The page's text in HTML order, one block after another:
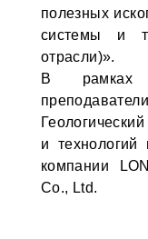
полезных
системы и
отрасли)».
В рамках
и технологий
компании
Co., Ltd.